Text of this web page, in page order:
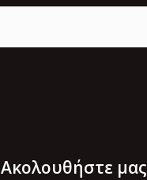
Aκολουθήστε μας